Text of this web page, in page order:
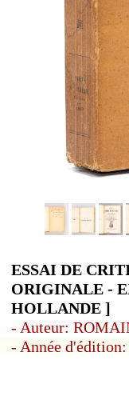
ESSAI DE
ORIGINALE -
HOLLANDE ]
- Auteur:
- Année